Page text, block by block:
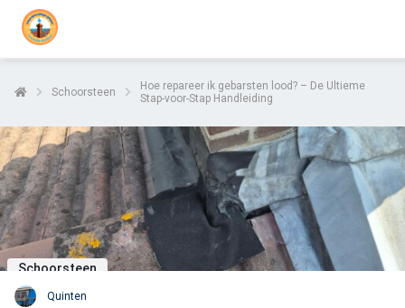
Schoorsteen
Hoe repareer ik gebarsten lood? – De Ultieme
Stap-voor-Stap Handleiding
Schoorsteen
Quinten